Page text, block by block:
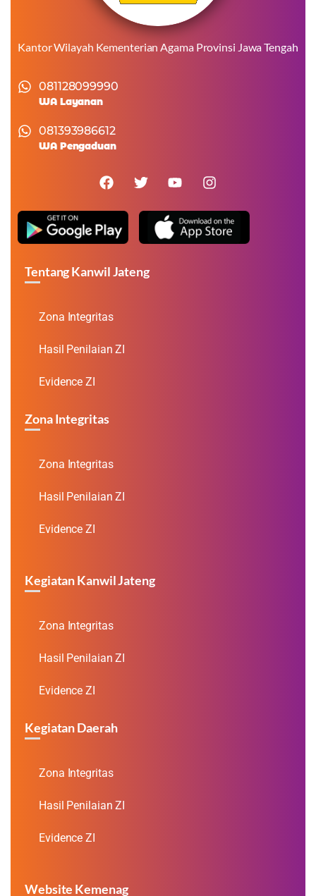
Kantor Wilayah Kementerian Agama Provinsi Jawa Tengah
081128099990
WA Layanan
081393986612
WA Pengaduan
Tentang Kanwil Jateng
Zona Integritas
Hasil Penilaian ZI
Evidence ZI
Zona Integritas
Zona Integritas
Hasil Penilaian ZI
Evidence ZI
Kegiatan Kanwil Jateng
Zona Integritas
Hasil Penilaian ZI
Evidence ZI
Kegiatan Daerah
Zona Integritas
Hasil Penilaian ZI
Evidence ZI
Website Kemenag